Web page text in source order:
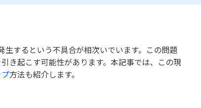
するという不具合が相次いでいます。この問題
き起こす可能性があります。本記事では、この現
方法も紹介します。